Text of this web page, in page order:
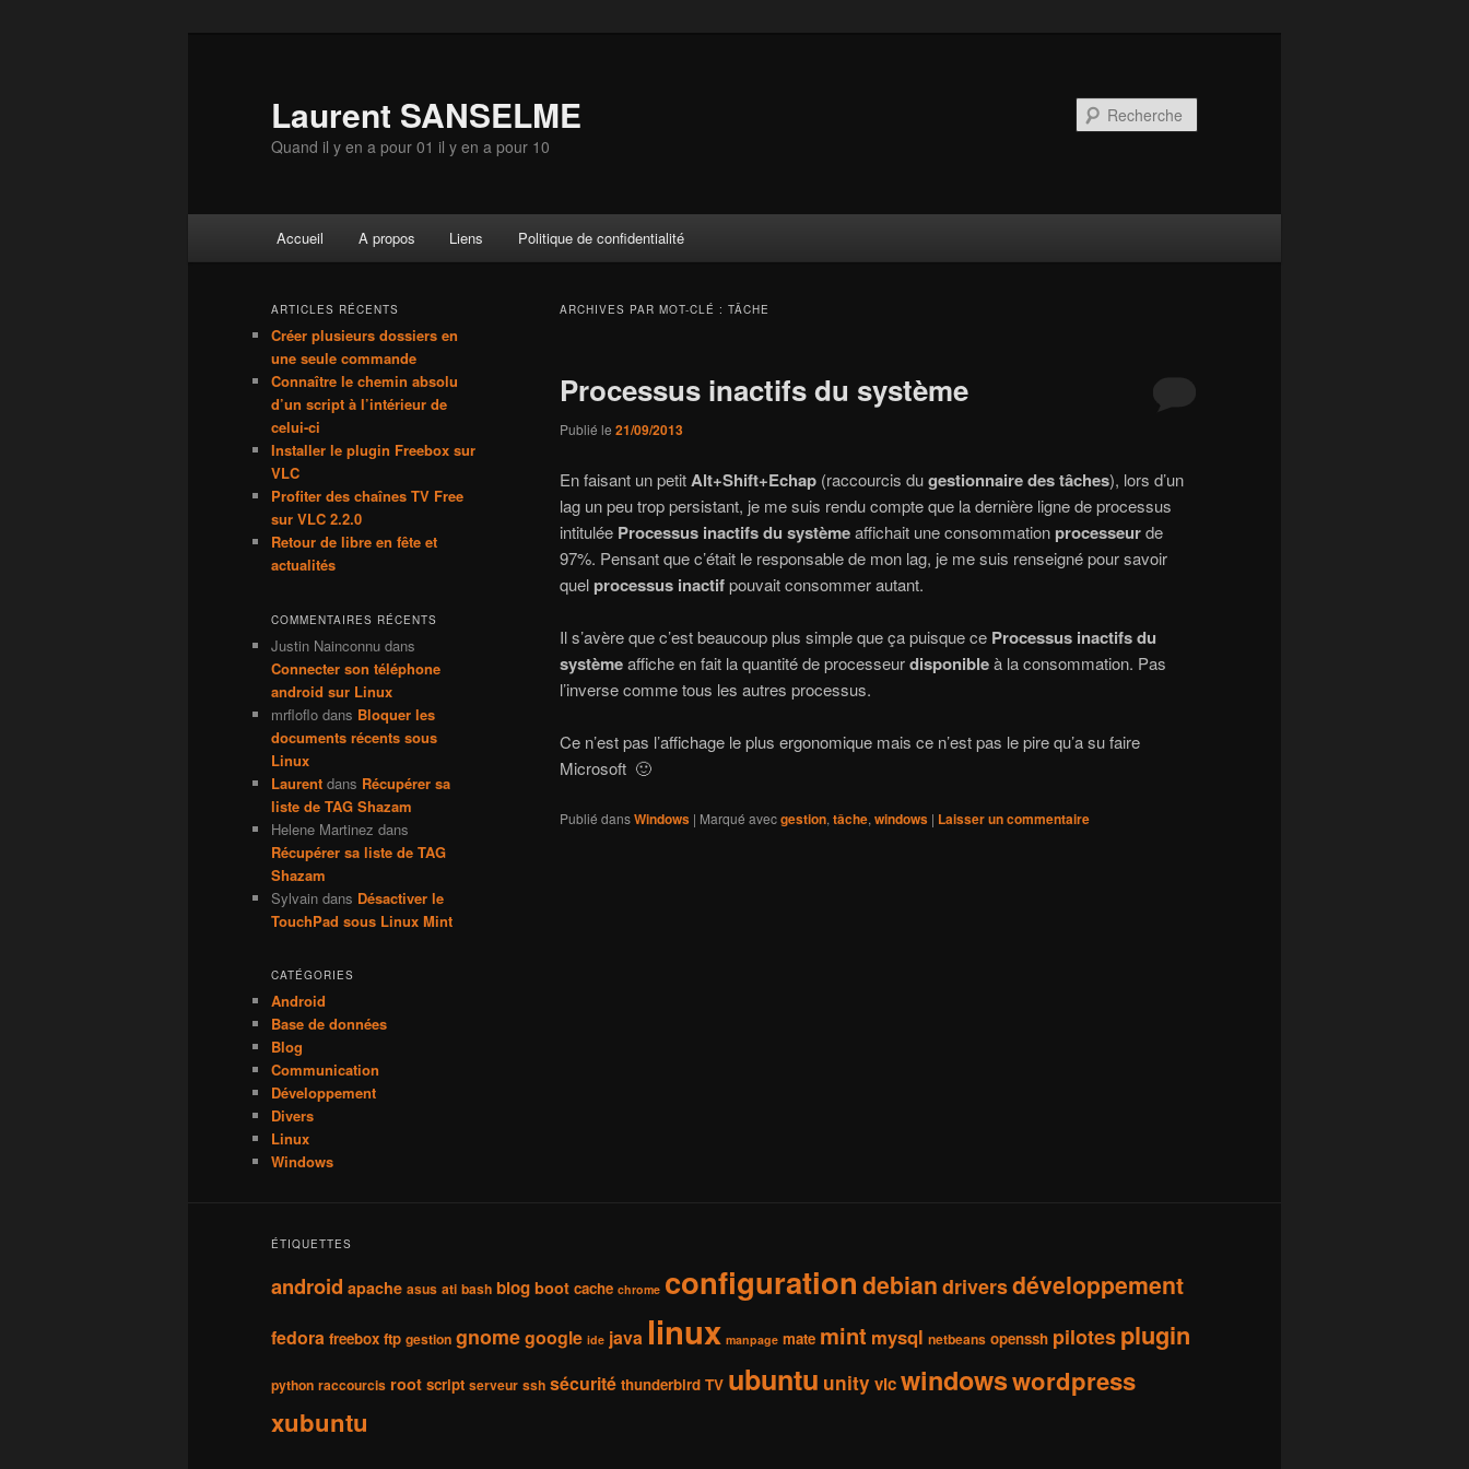
Laurent SANSELME
Quand il y en a pour 01 il y en a pour 10
Accueil A propos Liens Politique de confidentialité
ARCHIVES PAR MOT-CLÉ : TÂCHE
Processus inactifs du système
Publié le 21/09/2013
En faisant un petitAlt+Shift+Echap (raccourcis dugestionnaire des tâches), lors d’un
lag un peu trop persistant, je me suis rendu compte que la dernière ligne de processus
intitulée Processus inactifs du systèmeaffichait une consommation processeurde
97%. Pensant que c’était le responsable de mon lag, je me suis renseigné pour savoir
quel processus inactifpouvait consommer autant.
Il s’avère que c’est beaucoup plus simple que ça puisque ce Processus inactifs du
systèmeaffiche en fait la quantité de processeurdisponibleà la consommation. Pas
l’inverse comme tous les autres processus.
Ce n’est pas l’affichage le plus ergonomique mais ce n’est pas le pire qu’a su faire
Microsoft 🙂
Publié dansWindows | Marqué avecgestion, tâche, windows | Laisser un commentaire
ARTICLES RÉCENTS
Créer plusieurs dossiers en
une seule commande
Connaître le chemin absolu
d’un script à l’intérieur de
celui-ci
Installer le plugin Freebox sur
VLC
Profiter des chaînes TV Free
sur VLC 2.2.0
Retour de libre en fête et
actualités
COMMENTAIRES RÉCENTS
Justin Nainconnu dans
Connecter son téléphone
android sur Linux
mrfloflo dans Bloquer les
documents récents sous
Linux
Laurent dans Récupérer sa
liste de TAG Shazam
Helene Martinez dans
Récupérer sa liste de TAG
Shazam
Sylvain dans Désactiver le
TouchPad sous Linux Mint
CATÉGORIES
Android
Base de données
Blog
Communication
Développement
Divers
Linux
Windows
ÉTIQUETTES
android apache asus ati bash blog boot cache chrome configurationdebiandriversdéveloppement
fedora freebox ftp gestion gnomegoogle ide java linux manpage mate mint mysql netbeans openssh pilotesplugin
python raccourcis root script serveur ssh sécurité thunderbird TV ubuntu unityvlcwindowswordpress
xubuntu